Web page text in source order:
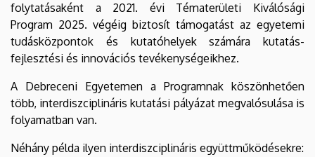
folytatásaként a 2021. évi Tématerületi Kiválósági
Program 2025. végéig biztosít támogatást az egyetemi
tudásközpontok és kutatóhelyek számára kutatás-
fejlesztési és innovációs tevékenységeikhez.
A Debreceni Egyetemen a Programnak köszönhetően
több, interdiszciplináris kutatási pályázat megvalósulása is
folyamatban van.
Néhány példa ilyen interdiszciplináris együttműködésekre: